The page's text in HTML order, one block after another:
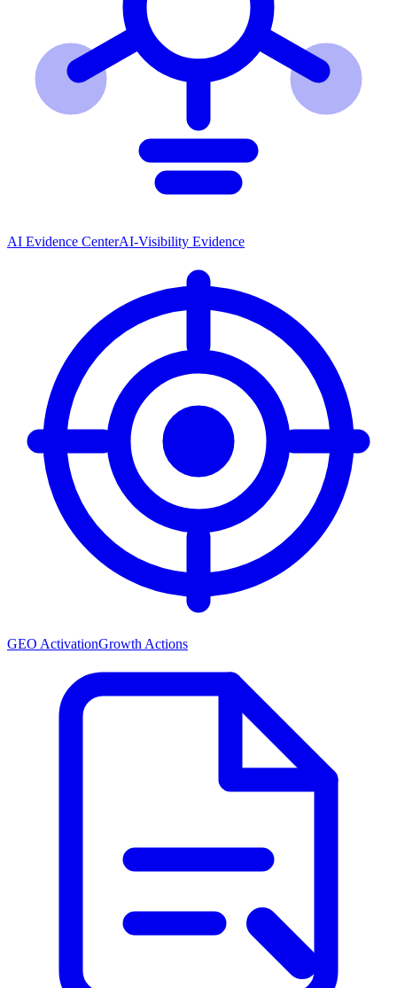
AI Evidence CenterAI-Visibility Evidence
GEO ActivationGrowth Actions